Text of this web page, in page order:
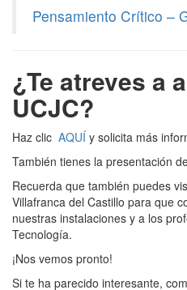
Pensamiento Crítico –
¿Te atreves a
UCJC?
Haz clic AQUÍy solicita más
También tienes la presentación
Recuerda que también puedes
Villafranca del Castillo para que
nuestras instalaciones y a los
Tecnología.
¡Nos vemos pronto!
Si te ha parecido interesante,